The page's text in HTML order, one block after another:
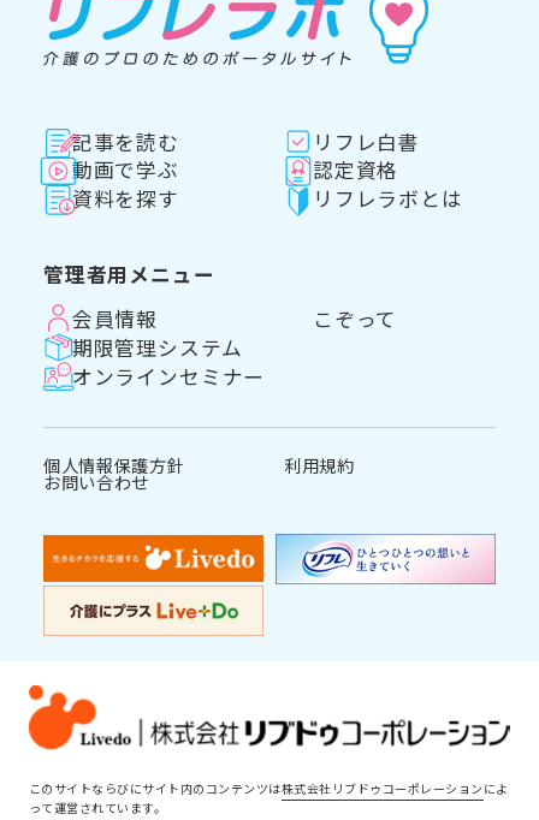
記事を読む
動画で学ぶ
資料を探す
リフレ白書
認定資格
リフレラボとは
管理者用メニュー
会員情報
期限管理システム
オンラインセミナー
こぞって
個人情報保護方針 利用規約
お問い合わせ
このサイトならびにサイト内のコンテンツは株式会社リブドゥコーポレーション によ
って運営されています。